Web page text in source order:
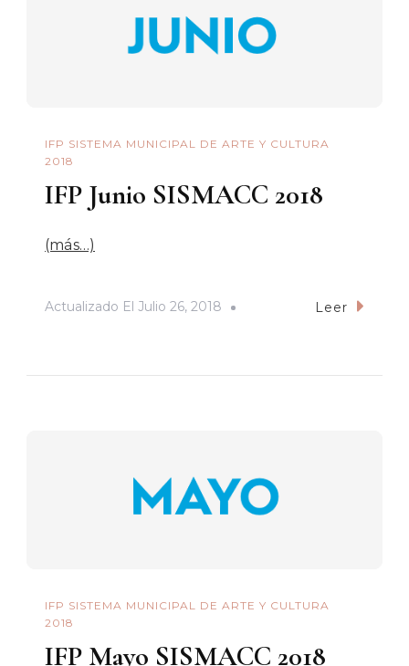
IFP SISTEMA MUNICIPAL DE ARTE Y CULTURA
2018
IFP Junio SISMACC 2018
(más…)
Actualizado El Julio 26, 2018 Leer
IFP SISTEMA MUNICIPAL DE ARTE Y CULTURA
2018
IFP Mayo SISMACC 2018